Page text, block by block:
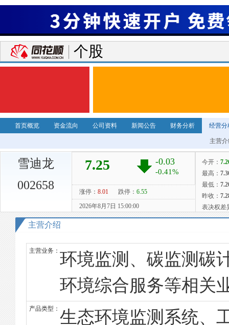
个股
首页概览 资金流向 公司资料 新闻公告 财务分析 经营分
主营
雪迪龙
002658